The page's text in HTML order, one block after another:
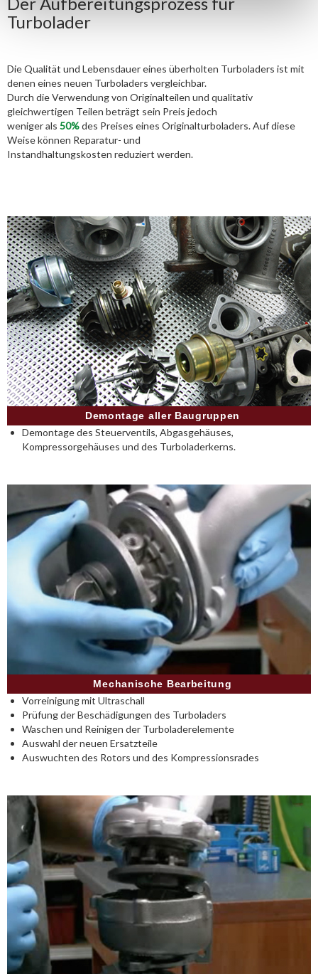
Turbolader
Die Qualität und Lebensdauer eines überholten Turboladers ist mit
denen eines neuen Turboladers vergleichbar.
Durch die Verwendung von Originalteilen und qualitativ
gleichwertigen Teilen beträgt sein Preis jedoch
weniger als 50%des Preises eines Originalturboladers. Auf diese
Weise können Reparatur- und
Instandhaltungskosten reduziert werden.
Demontage aller Baugruppen
Demontage des Steuerventils, Abgasgehäuses,
Kompressorgehäuses und des Turboladerkerns.
Mechanische Bearbeitung
Vorreinigung mit Ultraschall
Prüfung der Beschädigungen des Turboladers
Waschen und Reinigen der Turboladerelemente
Auswahl der neuen Ersatzteile
Auswuchten des Rotors und des Kompressionsrades